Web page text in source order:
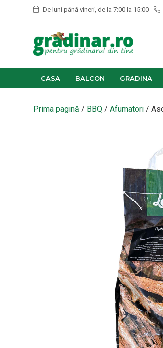
De luni până vineri, de la 7:00 la 15:00
CASA BALCON GRADINA
Prima pagină / BBQ / Afumatori /